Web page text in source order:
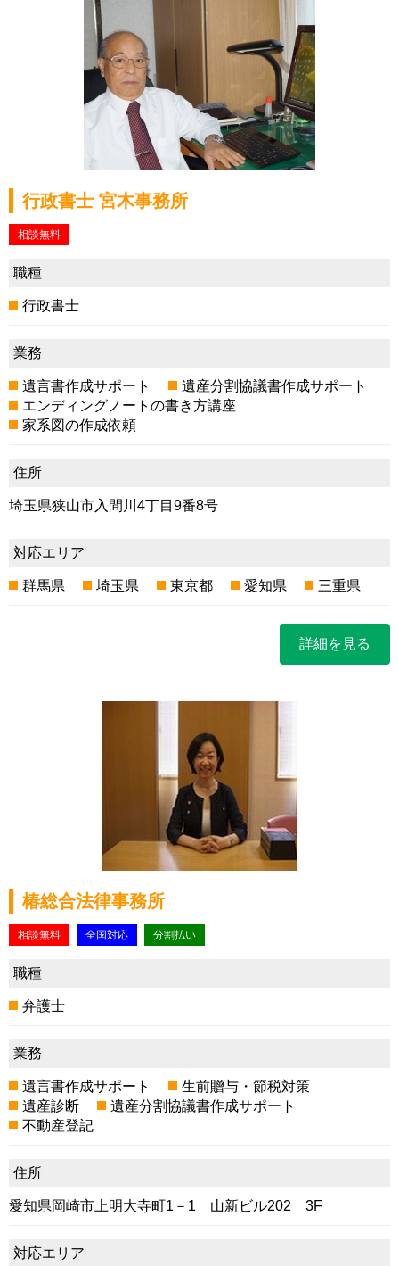
行政書士 宮木事務所
相談無料
職種
行政書士
業務
遺言書作成サポート
遺産分割協議書作成サポート
エンディングノートの書き方講座
家系図の作成依頼
住所
埼玉県狭山市入間川4丁目9番8号
対応エリア
群馬県 埼玉県 東京都 愛知県 三重県
詳細を見る
椿総合法律事務所
相談無料 全国対応 分割払い
職種
弁護士
業務
遺言書作成サポート
生前贈与・節税対策
遺産診断
遺産分割協議書作成サポート
不動産登記
住所
愛知県岡崎市上明大寺町1－1 山新ビル202 3F
対応エリア